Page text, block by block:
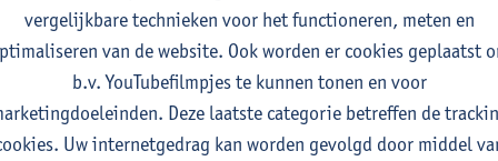
1E/2E SEM
studiepunten
Tom Van Caneghem Christine Lippens
6. Kwantitatieve methoden
vergelijkbare technieken voor het functioneren, meten en
van de website. Ook worden er cookies geplaatst
b.v. YouTubefilmpjes te kunnen tonen en voor
Deze laatste categorie betreffen de
Uw internetgedrag kan worden gevolgd door middel